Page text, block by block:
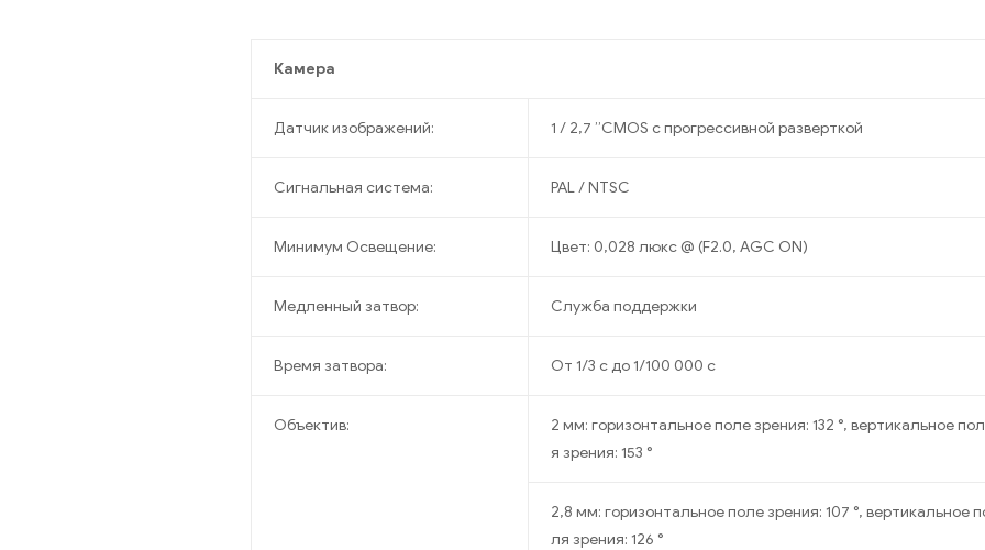
Камера
Датчик изображений: 1 / 2,7 ”CMOS с прогрессивной разверткой
Сигнальная система: PAL / NTSC
Минимум Освещение: Цвет: 0,028 люкс @ (F2.0, AGC ON)
Медленный затвор: Служба поддержки
Время затвора: От 1/3 с до 1/100 000 с
Объектив:
2 мм: горизонтальное поле зрения: 132 °, вертикальное
я зрения: 153 °
2,8 мм: горизонтальное поле зрения: 107 °, вертикальное
ля зрения: 126 °